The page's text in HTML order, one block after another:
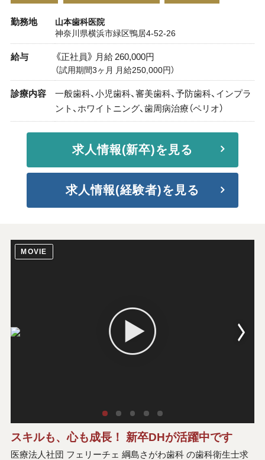
勤務地 山本歯科医院
神奈川県横浜市緑区鴨居4-52-26
給与 《正社員》 月給 260,000円
（試用期間3ヶ月 月給250,000円）
診療内容
一般歯科、小児歯科、審美歯科、予防歯科、インプラ
ント、ホワイトニング、歯周病治療（ペリオ）
求人情報(新卒)を見る
求人情報(経験者)を見る
MOVIE
スキルも、心も成長！ 新卒DHが活躍中です
医療法人社団 フェリーチェ 綱島さがわ歯科 の歯科衛生士求